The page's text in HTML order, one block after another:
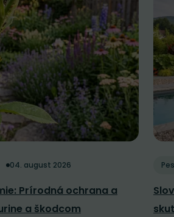
04. august 2026
Prírodná ochrana a
a škodcom